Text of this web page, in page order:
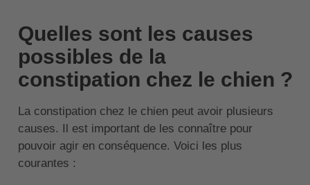
Quelles sont les causes
possibles de la
constipation chez le chien ?
La constipation chez le chien peut avoir plusieurs
causes. Il est important de les connaître pour
pouvoir agir en conséquence. Voici les plus
courantes :